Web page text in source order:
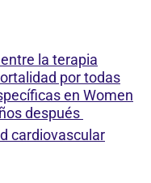
la terapia
por todas
en Women
después
cardiovascular